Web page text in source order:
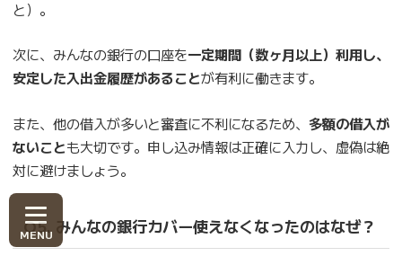
と）。
次に、みんなの銀行の口座を一定期間（数ヶ月以上）利用し、
安定した入出金履歴があることが有利に働きます。
また、他の借入が多いと審査に不利になるため、 多額の借入が
ないことも大切です。申し込み情報は正確に入力し、虚偽は絶
対に避けましょう。
Q5. みんなの銀行カバー使えなくなったのはなぜ？